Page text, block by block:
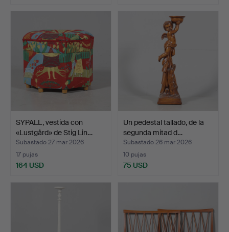
SYPALL, vestida con
«Lustgård» de Stig Lin…
Subastado 27 mar 2026
17 pujas
164 USD
Un pedestal tallado, de la
segunda mitad d…
Subastado 26 mar 2026
10 pujas
75 USD